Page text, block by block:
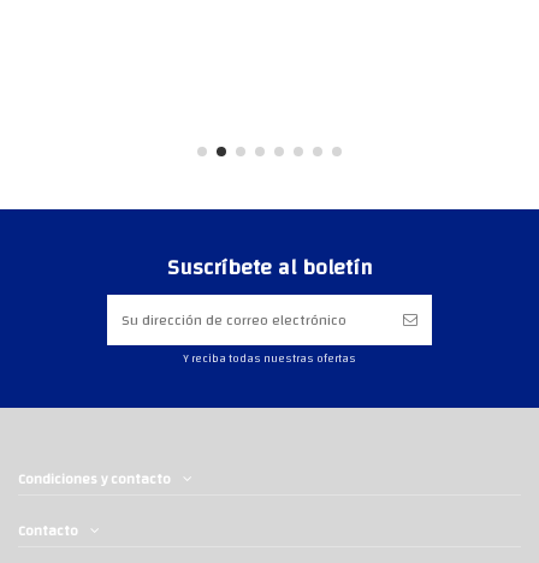
Suscríbete al boletín
Y reciba todas nuestras ofertas
Condiciones y contacto
Contacto